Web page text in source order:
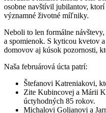
osobne navštívil jubilantov,
významné životné míľniky.
Neboli to len formálne
a spomienok. S kyticou kvetov
domovov aj kúsok pozornosti,
Naša februárová úcta patrí:
Štefanovi Katreniakovi,
Zite Kubincovej a Márii
úctyhodných 85 rokov.
Michalovi Goljanovi a